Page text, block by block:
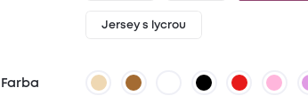
Jersey s lycrou
Farba